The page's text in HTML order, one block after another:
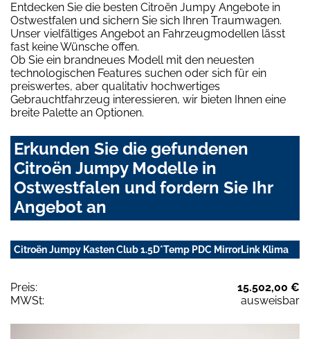
Entdecken Sie die besten Citroën Jumpy Angebote in
Ostwestfalen und sichern Sie sich Ihren Traumwagen.
Unser vielfältiges Angebot an Fahrzeugmodellen lässt
fast keine Wünsche offen.
Ob Sie ein brandneues Modell mit den neuesten
technologischen Features suchen oder sich für ein
preiswertes, aber qualitativ hochwertiges
Gebrauchtfahrzeug interessieren, wir bieten Ihnen eine
breite Palette an Optionen.
Erkunden Sie die gefundenen
Citroën Jumpy Modelle in
Ostwestfalen und fordern Sie Ihr
Angebot an
Citroën Jumpy Kasten Club 1.5D*Temp PDC MirrorLink Klima
Preis:
15.502,00 €
MWSt:
ausweisbar